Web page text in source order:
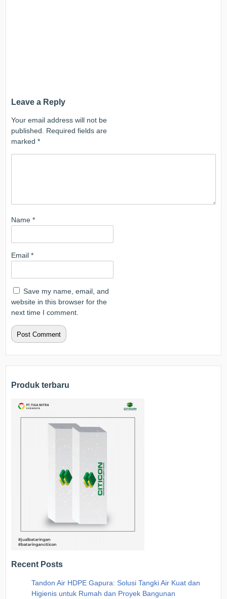
Leave a Reply
Your email address will not be
published. Required fields are
marked*
Name*
Email*
Save my name, email, and
website in this browser for the
next time I comment.
Produk terbaru
Recent Posts
Tandon Air HDPE Gapura: Solusi Tangki Air Kuat dan
Higienis untuk Rumah dan Proyek Bangunan